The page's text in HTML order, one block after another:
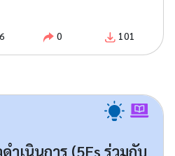
0 101
ำเนินการ (5Es ร่วมกับ